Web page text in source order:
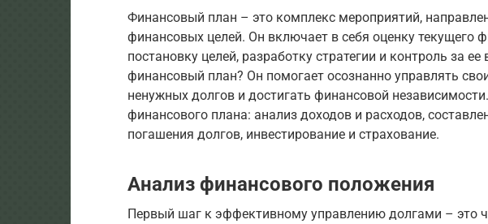
Финансовый план – это комплекс мероприятий,
финансовых целей. Он включает в себя оценку текущего
постановку целей, разработку стратегии и контроль за
финансовый план? Он помогает осознанно управлять
ненужных долгов и достигать финансовой
финансового плана: анализ доходов и расходов,
погашения долгов, инвестирование и страхование.
Анализ финансового положения
Первый шаг к эффективному управлению долгами – это